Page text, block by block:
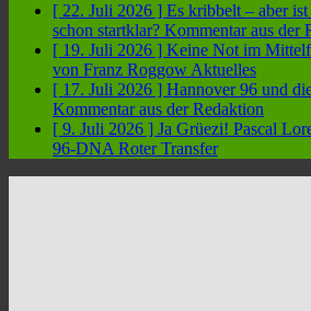
[ 22. Juli 2026 ] Es kribbelt – aber
schon startklar? Kommentar aus der
[ 19. Juli 2026 ] Keine Not im
von Franz Roggow Aktuelles
[ 17. Juli 2026 ] Hannover 96 und
Kommentar aus der Redaktion
[ 9. Juli 2026 ] Ja Grüezi! Pascal
96-DNA Roter Transfer